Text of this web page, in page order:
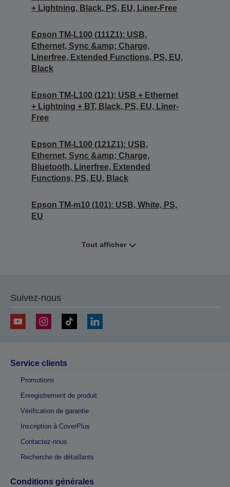
+ Lightning, Black, PS, EU, Liner-Free
Epson TM-L100 (111Z1): USB,
Ethernet, Sync &amp; Charge,
Linerfree, Extended Functions, PS, EU,
Black
Epson TM-L100 (121): USB + Ethernet
+ Lightning + BT, Black, PS, EU, Liner-
Free
Epson TM-L100 (121Z1): USB,
Ethernet, Sync &amp; Charge,
Bluetooth, Linerfree, Extended
Functions, PS, EU, Black
Epson TM-m10 (101): USB, White, PS,
EU
Tout afficher
Suivez-nous
Service clients
Promotions
Enregistrement de produit
Vérification de garantie
Inscription à CoverPlus
Contactez-nous
Recherche de détaillants
Conditions générales